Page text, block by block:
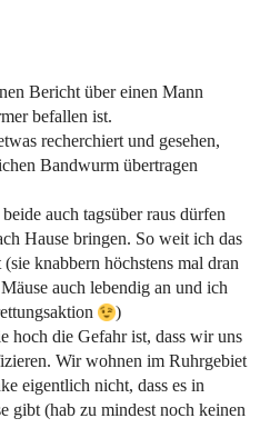
Bericht über einen Mann
befallen ist.
recherchiert und gesehen,
Bandwurm übertragen
auch tagsüber raus dürfen
Hause bringen. So weit ich das
knabbern höchstens mal dran
auch lebendig an und ich
)
hoch die Gefahr ist, dass wir uns
Wir wohnen im Ruhrgebiet
eigentlich nicht, dass es in
gibt (hab zu mindest noch keinen